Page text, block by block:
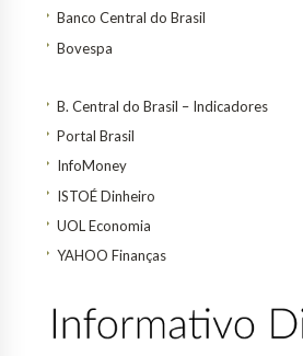
Banco Central do Brasil
Bovespa
B. Central do Brasil – Indicadores
Portal Brasil
InfoMoney
ISTOÉ Dinheiro
UOL Economia
YAHOO Finanças